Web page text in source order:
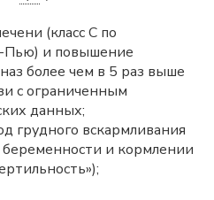
(класс С по
Пью) и повышение
более чем в 5 раз выше
с ограниченным
данных;
грудного вскармливания
и кормлении